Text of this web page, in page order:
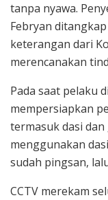
tanpa nyawa.
Febryan
keterangan dari
merencanakan
Pada saat pelaku
mempersiapkan
termasuk dasi
menggunakan
sudah pingsan,
CCTV merekam